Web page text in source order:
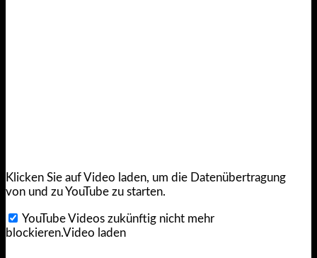
Klicken Sie auf Video laden, um die Datenübertragung
von und zu YouTube zu starten.
YouTube Videos zukünftig nicht mehr
blockieren.Video laden